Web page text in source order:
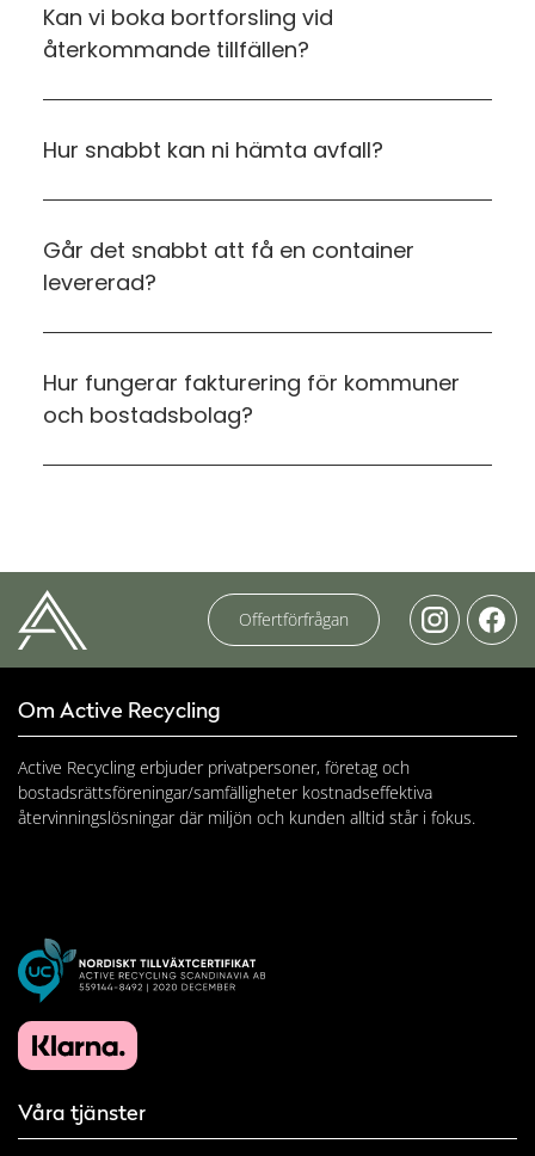
Kan vi boka bortforsling vid
återkommande tillfällen?
Hur snabbt kan ni hämta avfall?
Går det snabbt att få en container
levererad?
Hur fungerar fakturering för kommuner
och bostadsbolag?
Offertförfrågan
Om Active Recycling
Active Recycling erbjuder privatpersoner, företag och
bostadsrättsföreningar/samfälligheter kostnadseffektiva
återvinningslösningar där miljön och kunden alltid står i fokus.
Våra tjänster